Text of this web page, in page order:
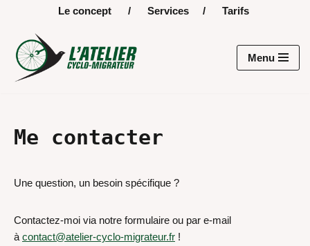
Aller
au
contenu
Le concept / Services / Tarifs
Menu
Me contacter
Une question, un besoin spécifique ?
Contactez-moi via notre formulaire ou par e-mail
à contact@atelier-cyclo-migrateur.fr !